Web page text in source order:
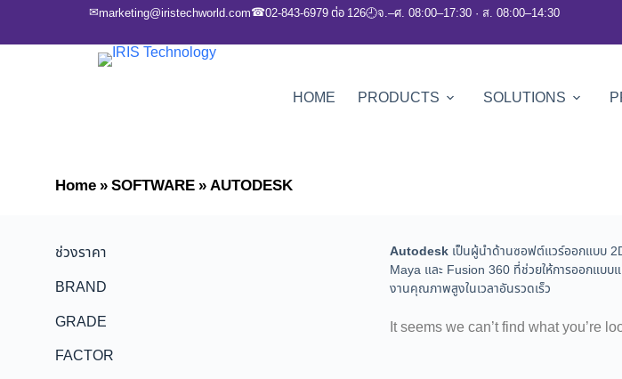
✉marketing@iristechworld.com☎02-843-6979 ต่อ 126🕘จ.–ศ. 08:00–17:30 · ส. 08:00–14:30
HOME PRODUCTS SOLUTIONS
Home»SOFTWARE»AUTODESK
ช่วงราคา
BRAND
GRADE
FACTOR
Autodeskเป็นผู้นำด้านซอฟต์แวร์ออกแบบ
Maya และ Fusion 360 ที่ช่วยให้การออกแบบ
งานคุณภาพสูงในเวลาอันรวดเร็ว
It seems we can’t find what you’re